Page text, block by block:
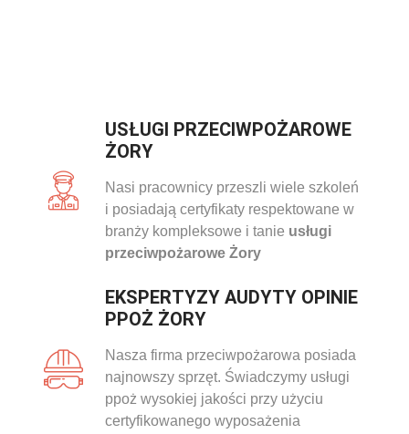
USŁUGI PRZECIWPOŻAROWE
ŻORY
Nasi pracownicy przeszli wiele szkoleń
i posiadają certyfikaty respektowane w
branży kompleksowe i tanie usługi
przeciwpożarowe Żory
EKSPERTYZY AUDYTY OPINIE
PPOŻ ŻORY
Nasza firma przeciwpożarowa posiada
najnowszy sprzęt. Świadczymy usługi
ppoż wysokiej jakości przy użyciu
certyfikowanego wyposażenia